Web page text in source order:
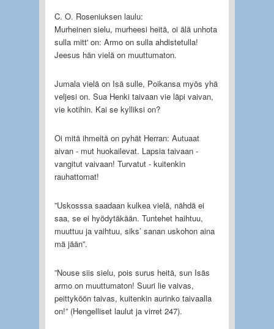
C. O. Roseniuksen laulu:
Murheinen sielu, murheesi heitä, oi älä unhota
sulla mitt' on: Armo on sulla ahdistetulla!
Jeesus hän vielä on muuttumaton.
Jumala vielä on Isä sulle, Poikansa myös yhä
veljesi on. Sua Henki taivaan vie läpi vaivan,
vie kotihin. Kai se kylliksi on?
Oi mitä ihmeitä on pyhät Herran: Autuaat
aivan - mut huokailevat. Lapsia taivaan -
vangitut vaivaan! Turvatut - kuitenkin
rauhattomat!
”Uskosssa saadaan kulkea vielä, nähdä ei
saa, se ei hyödytäkään. Tuntehet haihtuu,
muuttuu ja vaihtuu, siks’ sanan uskohon aina
mä jään”.
”Nouse siis sielu, pois surus heitä, sun Isäs
armo on muuttumaton! Suuri lie vaivas,
peittyköön taivas, kuitenkin aurinko taivaalla
on!” (Hengelliset laulut ja virret 247).